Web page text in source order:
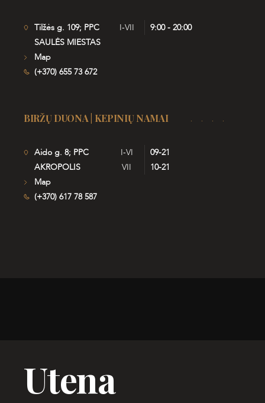
Tilžės g. 109; PPC
SAULĖS MIESTAS
Map
(+370) 655 73 672
I-VII 9:00 - 20:00
BIRŽŲ DUONA | KEPINIŲ NAMAI
Aido g. 8; PPC
AKROPOLIS
Map
(+370) 617 78 587
I-VI
09-21
VII
10-21
Utena